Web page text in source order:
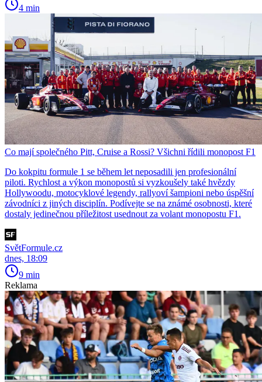
4 min
Co mají společného Pitt, Cruise a Rossi? Všichni řídili monopost F1
Do kokpitu formule 1 se během let neposadili jen profesionální
piloti. Rychlost a výkon monopostů si vyzkoušely také hvězdy
Hollywoodu, motocyklové legendy, rallyoví šampioni nebo úspěšní
závodníci z jiných disciplín. Podívejte se na známé osobnosti, které
dostaly jedinečnou příležitost usednout za volant monopostu F1.
SvětFormule.cz
dnes, 18:09
9 min
Reklama